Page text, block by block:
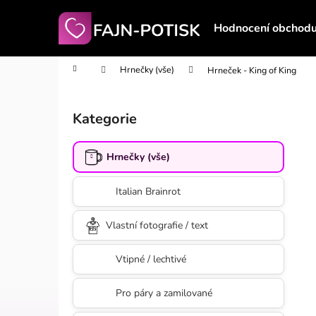
Hodnocení
Domů Hrnečky (vše) Hrneček - King of King
Přeskočit
kategorie
Kategorie
Hrnečky (vše)
Italian Brainrot
Vlastní fotografie / text
Vtipné / lechtivé
Pro páry a zamilované
í
Zpět
do
Zpět
do